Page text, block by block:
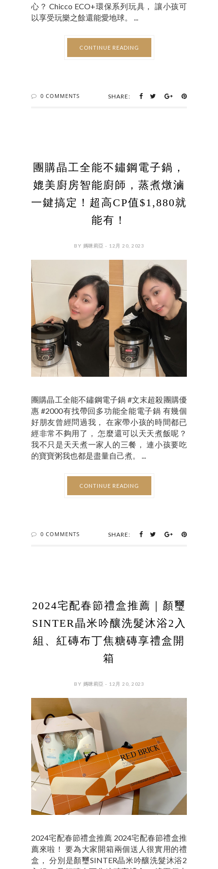
心？ Chicco ECO+環保系列玩具， 讓小孩可
以享受玩樂之餘還能愛地球。 ...
CONTINUE READING
0 COMMENTS SHARE:
團購晶工全能不鏽鋼電子鍋，
媲美廚房智能廚師，蒸煮燉滷
一鍵搞定！超高CP值$1,880就
能有！
BY 媽咪莉亞 - 12月 20, 2023
團購晶工全能不鏽鋼電子鍋 #文末超殺團購優
惠 #2000有找帶回多功能全能電子鍋 有幾個
好朋友曾經問過我， 在家帶小孩的時間都已
經非常不夠用了， 怎麼還可以天天煮飯呢？
我不只是天天煮一家人的三餐， 連小孩要吃
的寶寶粥我也都是盡量自己煮。 ...
CONTINUE READING
0 COMMENTS SHARE:
2024宅配春節禮盒推薦｜顏璽
SINTER晶米吟釀洗髮沐浴2入
組、紅磚布丁焦糖磚享禮盒開
箱
BY 媽咪莉亞 - 12月 20, 2023
2024宅配春節禮盒推薦 2024宅配春節禮盒推
薦來啦！ 要為大家開箱兩個送人很實用的禮
盒， 分別是顏璽SINTER晶米吟釀洗髮沐浴2